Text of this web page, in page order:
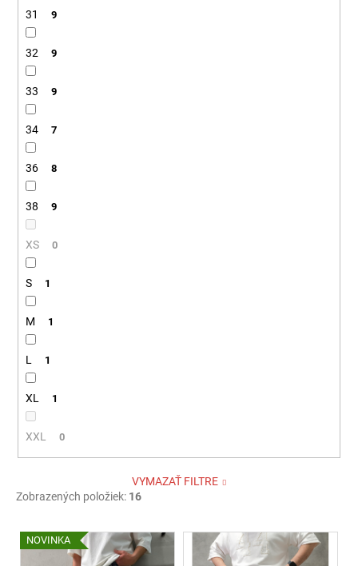
31 9
32 9
33 9
34 7
36 8
38 9
XS 0
S 1
M 1
L 1
XL 1
XXL 0
VYMAZAŤ FILTRE
Zobrazených položiek: 16
VNOVINKA